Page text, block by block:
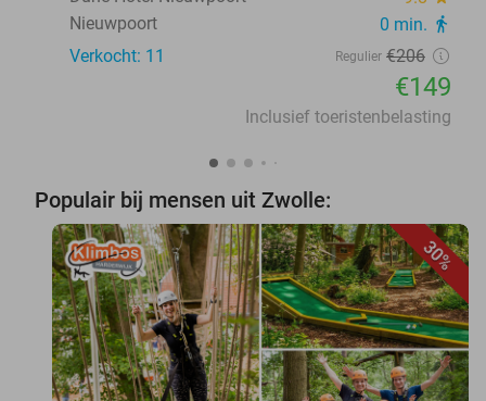
Nieuwpoort 0 min. directions_walk
Verkocht: 11 Regulier €206
€149
Inclusief toeristenbelasting
Populair bij mensen uit Zwolle:
30%